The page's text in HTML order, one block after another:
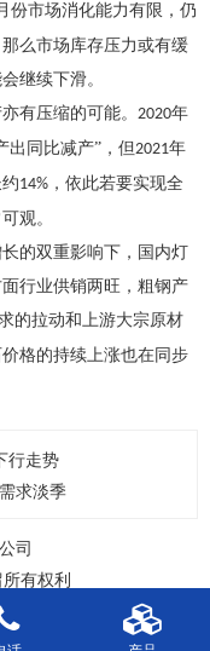
份市场消化能力有限，仍
么市场库存压力或有缓
继续下滑。
有压缩的可能。 2020年
出同比减产”，但2021年
14% ，依此若要实现全
观。
的双重影响下，国内灯
行业供销两旺，粗钢产
的拉动和上游大宗原材
格的持续上涨也在同步
行走势
求淡季
司
有权利